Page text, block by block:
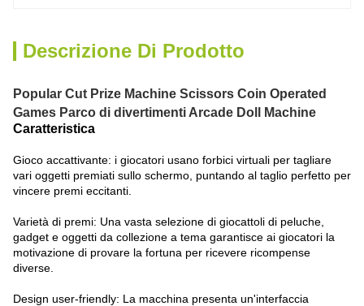
Descrizione Di Prodotto
Popular Cut Prize Machine Scissors Coin Operated
Games Parco di divertimenti Arcade Doll Machine
Caratteristica
Gioco accattivante: i giocatori usano forbici virtuali per tagliare
vari oggetti premiati sullo schermo, puntando al taglio perfetto per
vincere premi eccitanti.
Varietà di premi: Una vasta selezione di giocattoli di peluche,
gadget e oggetti da collezione a tema garantisce ai giocatori la
motivazione di provare la fortuna per ricevere ricompense
diverse.
Design user-friendly: La macchina presenta un'interfaccia